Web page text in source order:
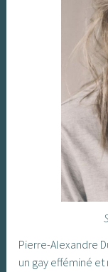
Pierre-Alexandre
un gay efféminé